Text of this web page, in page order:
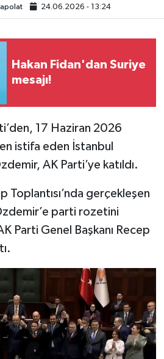
24.06.2026 - 13:24
Hakan Fidan'dan Suriye
mesajı!
17 Haziran 2026
istifa eden İstanbul
AK Parti’ye katıldı.
Toplantısı’nda gerçekleşen
parti rozetini
Parti Genel Başkanı Recep